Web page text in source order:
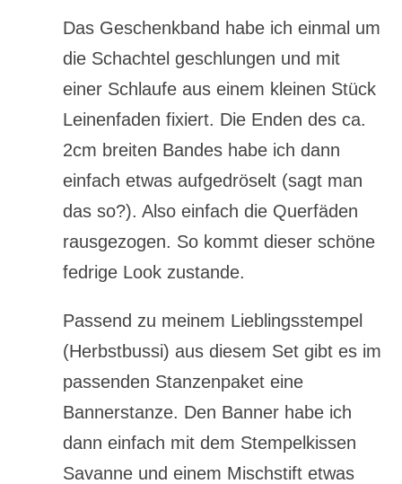
Das Geschenkband habe ich einmal um
die Schachtel geschlungen und mit
einer Schlaufe aus einem kleinen Stück
Leinenfaden fixiert. Die Enden des ca.
2cm breiten Bandes habe ich dann
einfach etwas aufgedröselt (sagt man
das so?). Also einfach die Querfäden
rausgezogen. So kommt dieser schöne
fedrige Look zustande.
Passend zu meinem Lieblingsstempel
(Herbstbussi) aus diesem Set gibt es im
passenden Stanzenpaket eine
Bannerstanze. Den Banner habe ich
dann einfach mit dem Stempelkissen
Savanne und einem Mischstift etwas